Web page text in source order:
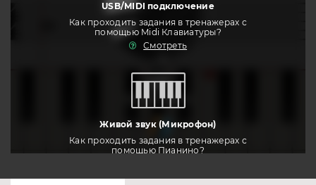
USB/MIDI подключение
Как проходить задания в тренажерах с
помощью Midi Клавиатуры?
Смотреть
Живой звук (Микрофон)
Как проходить задания в тренажерах с
помощью Пианино?
тренировать